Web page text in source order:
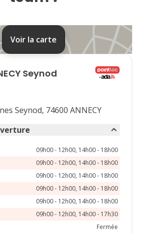
septembre 2026
23 24 25
30
Voir la carte
Seynod
Seynod, 74600 ANNECY
09h00 - 12h00, 14h00 - 18h00
09h00 - 12h00, 14h00 - 18h00
09h00 - 12h00, 14h00 - 18h00
09h00 - 12h00, 14h00 - 18h00
09h00 - 12h00, 14h00 - 18h00
09h00 - 12h00, 14h00 - 17h30
Fermée